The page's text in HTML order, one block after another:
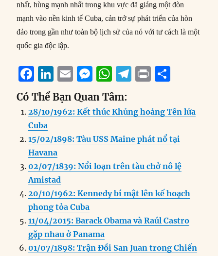
nhất, hùng mạnh nhất trong khu vực đã giáng một đòn
mạnh vào nền kinh tế Cuba, cản trở sự phát triển của hòn
đảo trong gần như toàn bộ lịch sử của nó với tư cách là một
quốc gia độc lập.
F
a
c
e
b
o
o
k
Li
n
k
e
d
I
n
E
m
ai
l
M
e
ss
e
n
er
W
h
at
s
A
p
T
e
g
r
m
P
n
t
a
re
Có Thể Bạn Quan Tâm:
28/10/1962: Kết thúc Khủng hoảng Tên lửa
Cuba
15/02/1898: Tàu USS Maine phát nổ tại
Havana
02/07/1839: Nổi loạn trên tàu chở nô lệ
Amistad
20/10/1962: Kennedy bí mật lên kế hoạch
phong tỏa Cuba
11/04/2015: Barack Obama và Raúl Castro
gặp nhau ở Panama
01/07/1898: Trận Đồi San Juan trong Chiến